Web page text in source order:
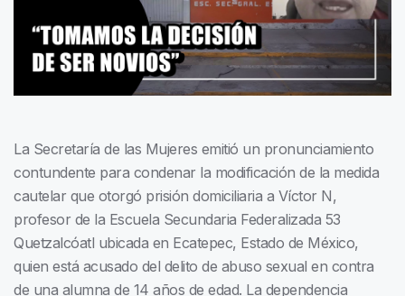
La Secretaría de las Mujeres emitió un pronunciamiento
contundente para condenar la modificación de la medida
cautelar que otorgó prisión domiciliaria a Víctor N,
profesor de la Escuela Secundaria Federalizada 53
Quetzalcóatl ubicada en Ecatepec, Estado de México,
quien está acusado del delito de abuso sexual en contra
de una alumna de 14 años de edad. La dependencia